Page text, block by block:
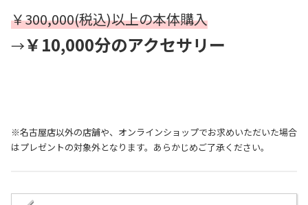
￥300,000(税込)以上の本体購入
→￥10,000分のアクセサリー
※名古屋店以外の店舗や、オンラインショップでお求めいただいた場合
はプレゼントの対象外となります。あらかじめご了承ください。